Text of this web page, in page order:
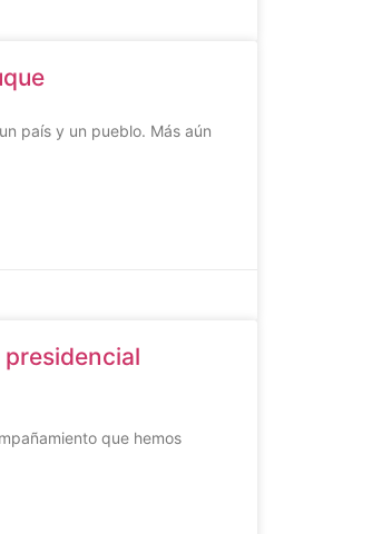
país y un pueblo. Más aún
que hemos